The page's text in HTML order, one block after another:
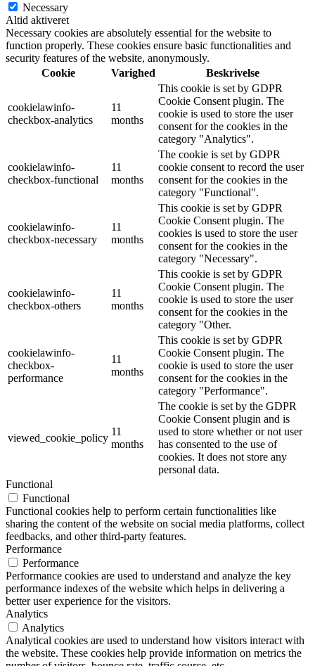
Necessary
Altid aktiveret
Necessary cookies are absolutely essential for the website to
function properly. These cookies ensure basic functionalities and
security features of the website, anonymously.
Cookie
Varighed Beskrivelse
cookielawinfo-
checkbox-analytics
11
months
This cookie is set by GDPR
Cookie Consent plugin. The
cookie is used to store the user
consent for the cookies in the
category "Analytics".
cookielawinfo-
checkbox-functional
11
months
The cookie is set by GDPR
cookie consent to record the user
consent for the cookies in the
category "Functional".
cookielawinfo-
checkbox-necessary
11
months
This cookie is set by GDPR
Cookie Consent plugin. The
cookies is used to store the user
consent for the cookies in the
category "Necessary".
cookielawinfo-
checkbox-others
11
months
This cookie is set by GDPR
Cookie Consent plugin. The
cookie is used to store the user
consent for the cookies in the
category "Other.
cookielawinfo-
checkbox-
performance
11
months
This cookie is set by GDPR
Cookie Consent plugin. The
cookie is used to store the user
consent for the cookies in the
category "Performance".
viewed_cookie_policy
11
months
The cookie is set by the GDPR
Cookie Consent plugin and is
used to store whether or not user
has consented to the use of
cookies. It does not store any
personal data.
Functional
Functional
Functional cookies help to perform certain functionalities like
sharing the content of the website on social media platforms, collect
feedbacks, and other third-party features.
Performance
Performance
Performance cookies are used to understand and analyze the key
performance indexes of the website which helps in delivering a
better user experience for the visitors.
Analytics
Analytics
Analytical cookies are used to understand how visitors interact with
the website. These cookies help provide information on metrics the